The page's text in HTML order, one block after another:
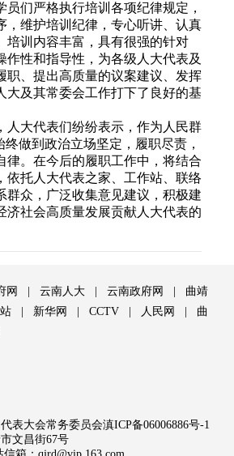
员们严格执行培训各项纪律规定，
，维护培训纪律，专心听讲、认真
培训内容丰富，具有很强的针对
作性和指导性，为各级人大代表及
职、提出高质量的议案建议、发挥
大及其常委会工作打下了良好的基
人大代表们纷纷表示，作为人民群
终做到政治立场坚定，履职尽责，
律。在今后的履职工作中，将结合
依托人大代表之家、工作站、联络
群众，广泛收集意见建议，积极建
济社会高质量发展贡献人大代表的
网 云南人大 云南政府网
曲靖
新华网 CCTV 人民网
曲
表大会常务委员会滇ICP备06006886号-1
文昌街67号